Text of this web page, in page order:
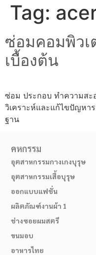
Tag:
ซ่อมคอมพิวเ
เบื้องต้น
ซ่อม ประกอบ ทำความสะ
วิเคราะห์และแก้ไขปัญหา
ฐาน
คหกรรม
อุตสาหกรรมกางเกงบุรุษ
อุตสาหกรรมเสื้อบุรุษ
ออกแบบแฟชั่น
ผลิตภัณฑ์งานผ้า 1
ช่างซอยผมสตรี
ขนมอบ
อาหารไทย